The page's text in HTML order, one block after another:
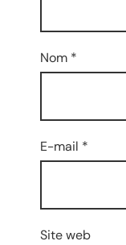
Nom *
E-mail *
Site web